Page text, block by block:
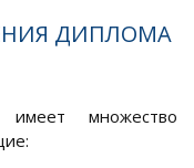
ДИПЛОМА
множество